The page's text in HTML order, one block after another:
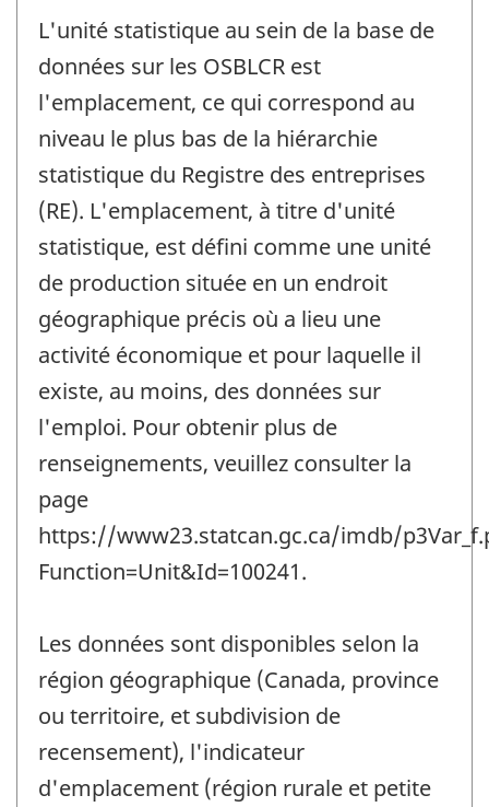
L'unité statistique au sein de la base de
données sur les OSBLCR est
l'emplacement, ce qui correspond au
niveau le plus bas de la hiérarchie
statistique du Registre des entreprises
(RE). L'emplacement, à titre d'unité
statistique, est défini comme une unité
de production située en un endroit
géographique précis où a lieu une
activité économique et pour laquelle il
existe, au moins, des données sur
l'emploi. Pour obtenir plus de
renseignements, veuillez consulter la
page
https://www23.statcan.gc.ca/imdb/
Function=Unit&Id=100241.
Les données sont disponibles selon la
région géographique (Canada, province
ou territoire, et subdivision de
recensement), l'indicateur
d'emplacement (région rurale et petite